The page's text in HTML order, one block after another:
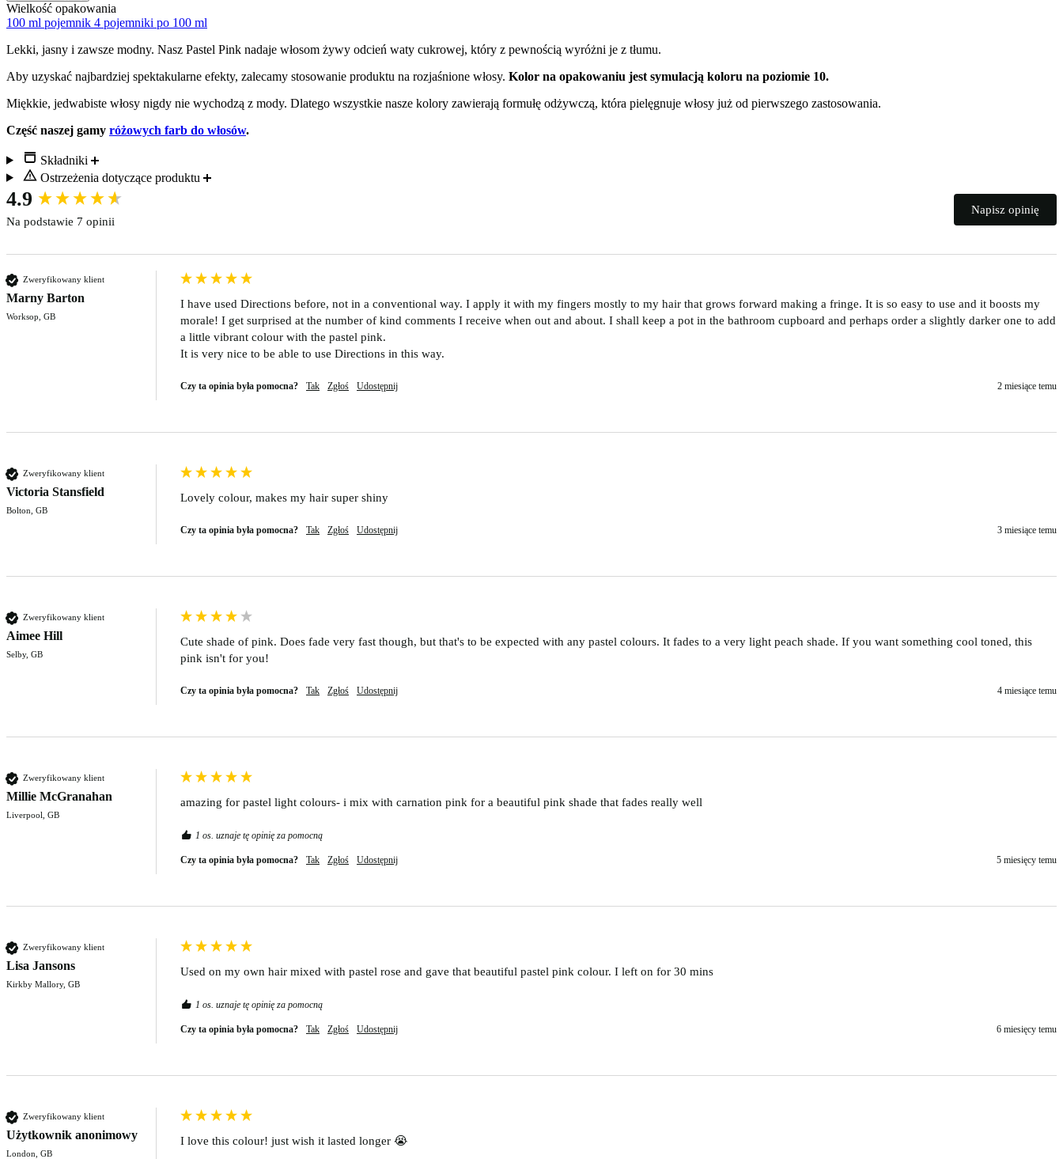
Wielkość opakowania
100 ml pojemnik 4 pojemniki po 100 ml
Description
Lekki, jasny i zawsze modny. Nasz Pastel Pink nadaje włosom żywy odcień waty cukrowej, który z pewnością wyróżni je z tłumu.
Aby uzyskać najbardziej spektakularne efekty, zalecamy stosowanie produktu na rozjaśnione włosy. Kolor na opakowaniu jest symulacją koloru na poziomie 10.
Miękkie, jedwabiste włosy nigdy nie wychodzą z mody. Dlatego wszystkie nasze kolory zawierają formułę odżywczą, która pielęgnuje włosy już od pierwszego zastosowania.
Część naszej gamy różowych farb do włosów.
Składniki
Ostrzeżenia dotyczące produktu
4.9
Na podstawie 7 opinii
Napisz opinię
Zweryfikowany klient
Marny Barton
Worksop, GB
I have used Directions before, not in a conventional way. I apply it with my fingers mostly to my hair that grows forward making a fringe. It is so easy to use and it boosts my
morale! I get surprised at the number of kind comments I receive when out and about. I shall keep a pot in the bathroom cupboard and perhaps order a slightly darker one to add
a little vibrant colour with the pastel pink.
It is very nice to be able to use Directions in this way.
Czy ta opinia była pomocna? Tak Zgłoś Udostępnij 2 miesiące temu
Zweryfikowany klient
Victoria Stansfield
Bolton, GB
Lovely colour, makes my hair super shiny
Czy ta opinia była pomocna? Tak Zgłoś Udostępnij 3 miesiące temu
Zweryfikowany klient
Aimee Hill
Selby, GB
Cute shade of pink. Does fade very fast though, but that's to be expected with any pastel colours. It fades to a very light peach shade. If you want something cool toned, this
pink isn't for you!
Czy ta opinia była pomocna? Tak Zgłoś Udostępnij 4 miesiące temu
Zweryfikowany klient
Millie McGranahan
Liverpool, GB
amazing for pastel light colours- i mix with carnation pink for a beautiful pink shade that fades really well
1 os. uznaje tę opinię za pomocną
Czy ta opinia była pomocna? Tak Zgłoś Udostępnij 5 miesięcy temu
Zweryfikowany klient
Lisa Jansons
Kirkby Mallory, GB
Used on my own hair mixed with pastel rose and gave that beautiful pastel pink colour. I left on for 30 mins
1 os. uznaje tę opinię za pomocną
Czy ta opinia była pomocna? Tak Zgłoś Udostępnij 6 miesięcy temu
Zweryfikowany klient
Użytkownik anonimowy
London, GB
I love this colour! just wish it lasted longer 😭
New content loaded